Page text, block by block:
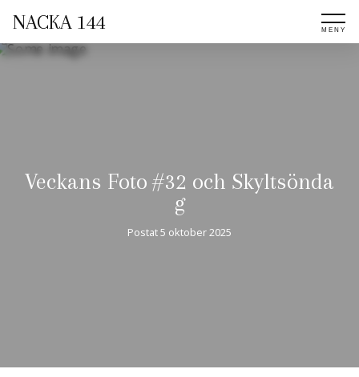
NACKA 144
Veckans Foto #32 och Skyltsönda
g
Postat5 oktober 2025